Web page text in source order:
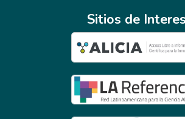
Sitios de Interes